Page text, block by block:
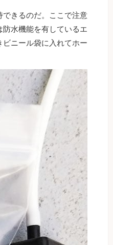
きるのだ。ここで注意
水機能を有しているエ
ニール袋に入れてホー